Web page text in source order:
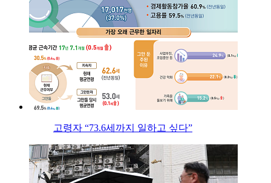
고령자 “73.6세까지 일하고 싶다”